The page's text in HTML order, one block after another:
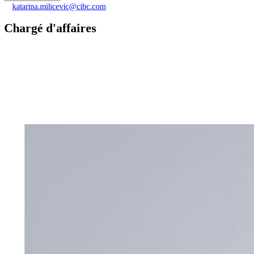
katarina.milicevic@cibc.com
Chargé d'affaires